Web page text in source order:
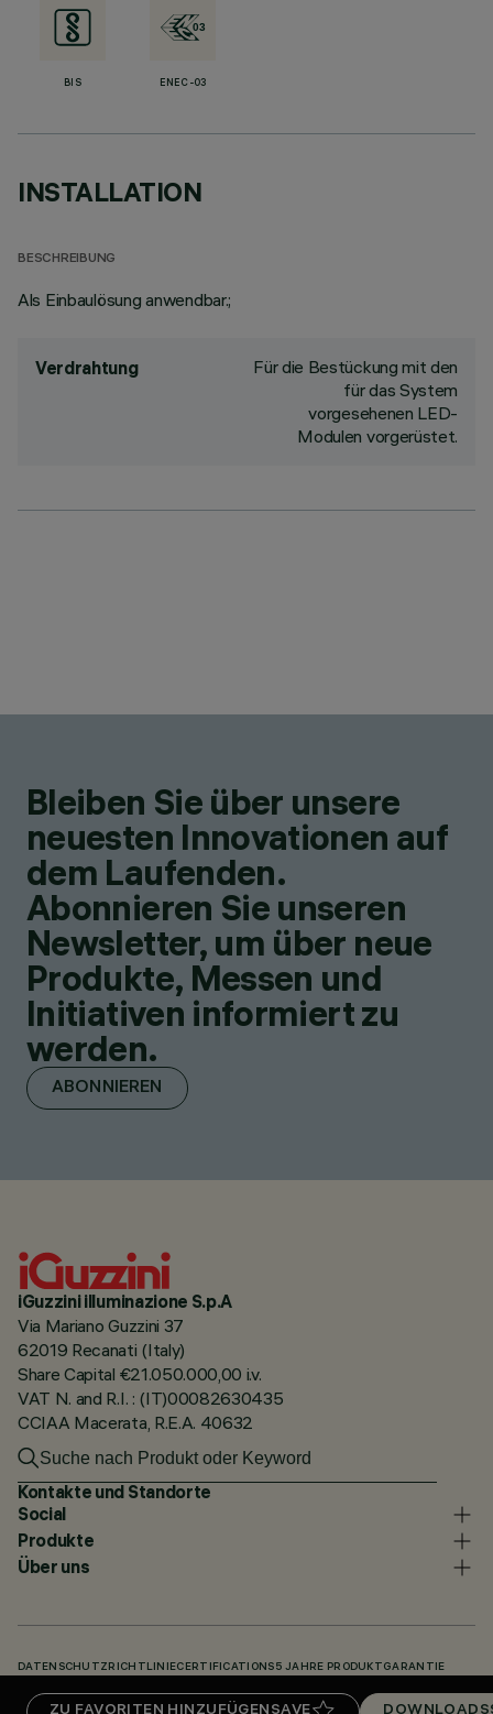
BIS ENEC-03
INSTALLATION
BESCHREIBUNG
Als Einbaulösung anwendbar.;
Verdrahtung
Für die Bestückung mit den
für das System
vorgesehenen LED-
Modulen vorgerüstet.
Bleiben Sie über unsere
neuesten Innovationen auf
dem Laufenden.
Abonnieren Sie unseren
Newsletter, um über neue
Produkte, Messen und
Initiativen informiert zu
werden.
ABONNIEREN
iGuzzini illuminazione S.p.A
Via Mariano Guzzini 37
62019 Recanati (Italy)
Share Capital €21.050.000,00 i.v.
VAT N. and R.I. : (IT)00082630435
CCIAA Macerata, R.E.A. 40632
Kontakte und Standorte
Social
Produkte
Über uns
DATENSCHUTZRICHTLINIECERTIFICATIONS 5 JAHRE PRODUKTGARANTIE